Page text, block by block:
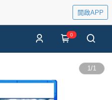
開啟APP
0
1/1